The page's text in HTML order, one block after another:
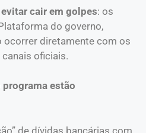
cair em golpes: os
do governo,
ocorrer diretamente com os
oficiais.
programa estão
de dívidas bancárias com